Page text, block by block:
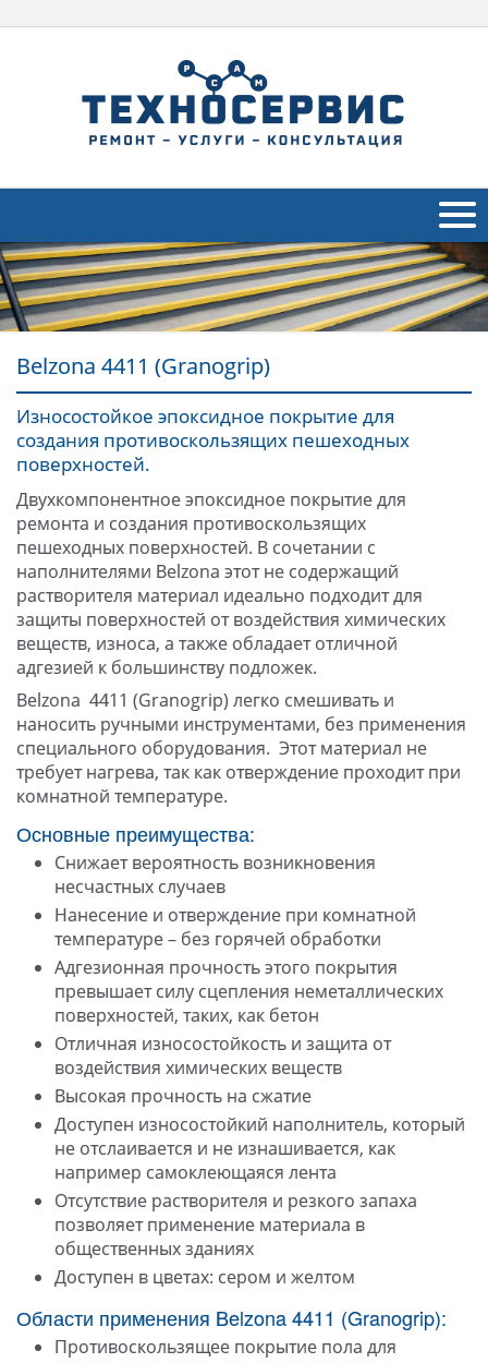
O компании Belzona
Продукция
Применение
Отрасли промышленности
Belzona 4411 (Granogrip)
Износостойкое эпоксидное покрытие для
создания противоскользящих пешеходных
поверхностей.
Двухкомпонентное эпоксидное покрытие для
ремонта и создания противоскользящих
пешеходных поверхностей. В сочетании с
наполнителями Belzona этот не содержащий
растворителя материал идеально подходит для
защиты поверхностей от воздействия химических
веществ, износа, а также обладает отличной
адгезией к большинству подложек.
Belzona 4411 (Granogrip) легко смешивать и
наносить ручными инструментами, без применения
специального оборудования. Этот материал не
требует нагрева, так как отверждение проходит при
комнатной температуре.
Основные преимущества:
Снижает вероятность возникновения
несчастных случаев
Нанесение и отверждение при комнатной
температуре – без горячей обработки
Адгезионная прочность этого покрытия
превышает силу сцепления неметаллических
поверхностей, таких, как бетон
Отличная износостойкость и защита от
воздействия химических веществ
Высокая прочность на сжатие
Доступен износостойкий наполнитель, который
не отслаивается и не изнашивается, как
например самоклеющаяся лента
Отсутствие растворителя и резкого запаха
позволяет применение материала в
общественных зданиях
Доступен в цветах: сером и желтом
Области применения Belzona 4411 (Granogrip):
Противоскользящее покрытие пола для